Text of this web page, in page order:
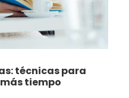
técnicas para
tiempo